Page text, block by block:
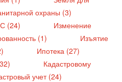
охраны (3)
(24)
Изменение
(1)
Изъятие
Ипотека (27)
Кадастровому
учет (24)